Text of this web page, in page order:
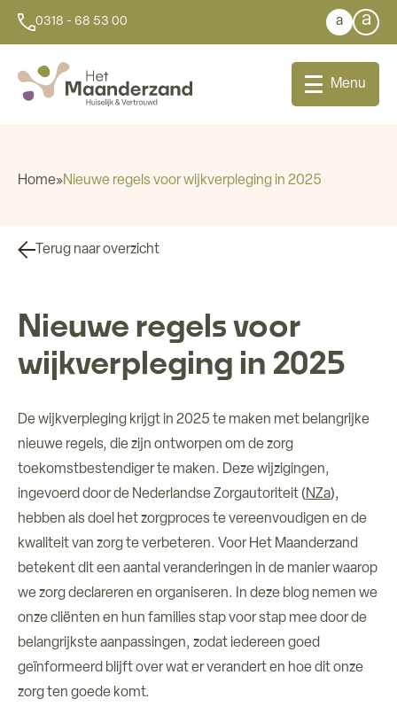
0318 - 68 53 00 a a
Aanleunwoningen
Wonen
Over ons
Menu
Home»Nieuwe regels voor wijkverpleging in 2025
Terug naar overzicht
Nieuwe regels voor
wijkverpleging in 2025
De wijkverpleging krijgt in 2025 te maken met belangrijke
nieuwe regels, die zijn ontworpen om de zorg
toekomstbestendiger te maken. Deze wijzigingen,
ingevoerd door de Nederlandse Zorgautoriteit (NZa),
hebben als doel het zorgproces te vereenvoudigen en de
kwaliteit van zorg te verbeteren. Voor Het Maanderzand
betekent dit een aantal veranderingen in de manier waarop
we zorg declareren en organiseren. In deze blog nemen we
onze cliënten en hun families stap voor stap mee door de
belangrijkste aanpassingen, zodat iedereen goed
geïnformeerd blijft over wat er verandert en hoe dit onze
zorg ten goede komt.